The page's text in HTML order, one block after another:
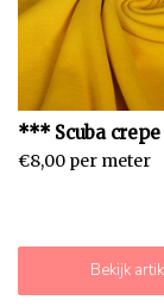
*** Scuba crepe
€8,00 per meter
Bekijk